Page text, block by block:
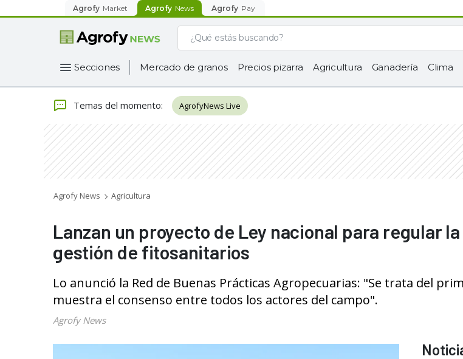
Agrofy Market Agrofy News Agrofy Pay
Secciones Mercado de granos Precios pizarra Agricultura Ganadería Clima
Temas del momento: AgrofyNews Live
Agrofy News Agricultura
Lanzan un proyecto de Ley nacional para regular
gestión de fitosanitarios
Lo anunció la Red de Buenas Prácticas Agropecuarias: "Se trata del
muestra el consenso entre todos los actores del campo".
Agrofy News